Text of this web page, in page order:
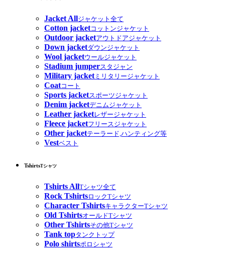
Jacket Allジャケット全て
Cotton jacketコットンジャケット
Outdoor jacketアウトドアジャケット
Down jacketダウンジャケット
Wool jacketウールジャケット
Stadium jumperスタジャン
Military jacketミリタリージャケット
Coatコート
Sports jacketスポーツジャケット
Denim jacketデニムジャケット
Leather jacketレザージャケット
Fleece jacketフリースジャケット
Other jacketテーラード,ハンティング等
Vestベスト
TshirtsTシャツ
Tshirts AllTシャツ全て
Rock TshirtsロックTシャツ
Character TshirtsキャラクターTシャツ
Old TshirtsオールドTシャツ
Other Tshirtsその他Tシャツ
Tank topタンクトップ
Polo shirtsポロシャツ